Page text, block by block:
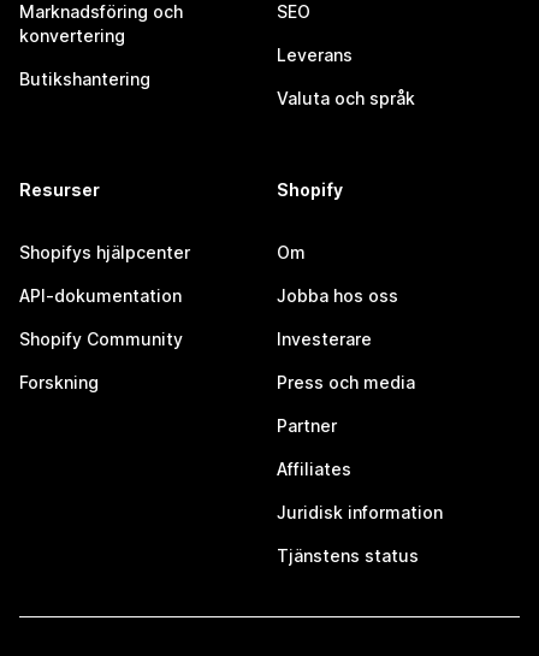
Marknadsföring och
konvertering
Butikshantering
SEO
Leverans
Valuta och språk
Resurser
Shopifys hjälpcenter
API-dokumentation
Shopify Community
Forskning
Shopify
Om
Jobba hos oss
Investerare
Press och media
Partner
Affiliates
Juridisk information
Tjänstens status